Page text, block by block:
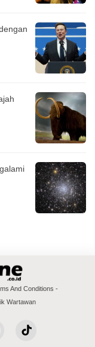
And Conditions
Wartawan